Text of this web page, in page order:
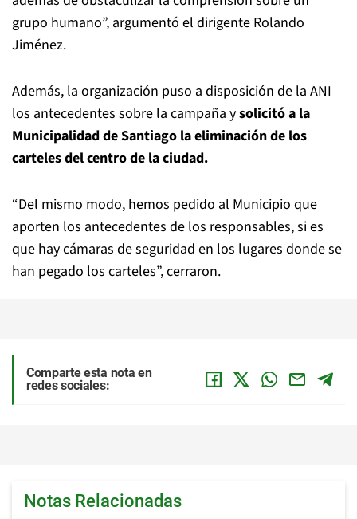
grupo humano”, argumentó el dirigente Rolando
Jiménez.
Además, la organización puso a disposición de la ANI
los antecedentes sobre la campaña ysolicitó a la
Municipalidad de Santiago la eliminación de los
carteles del centro de la ciudad.
“Del mismo modo, hemos pedido al Municipio que
aporten los antecedentes de los responsables, si es
que hay cámaras de seguridad en los lugares donde se
han pegado los carteles”, cerraron.
Comparte esta nota en
redes sociales:
Notas Relacionadas